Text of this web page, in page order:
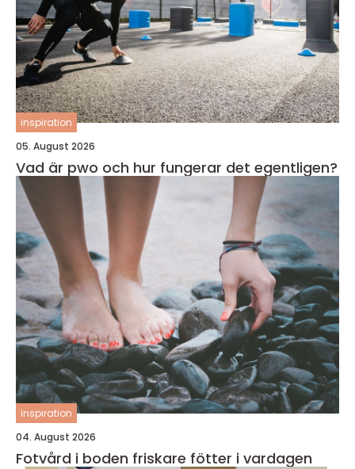
inspiration
05. August 2026
Vad är pwo och hur fungerar det egentligen?
inspiration
04. August 2026
Fotvård i boden friskare fötter i vardagen